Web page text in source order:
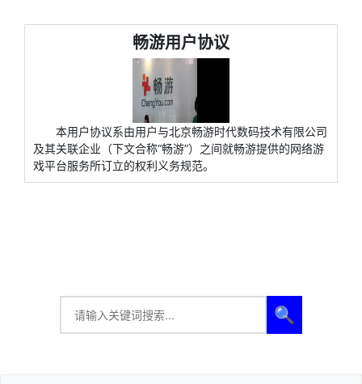
畅游用户协议
本用户协议系由用户与北京畅游时代数码技术有限公司
及其关联企业（下文合称“畅游”）之间就畅游提供的网络游
戏平台服务所订立的权利义务规范。
🔍